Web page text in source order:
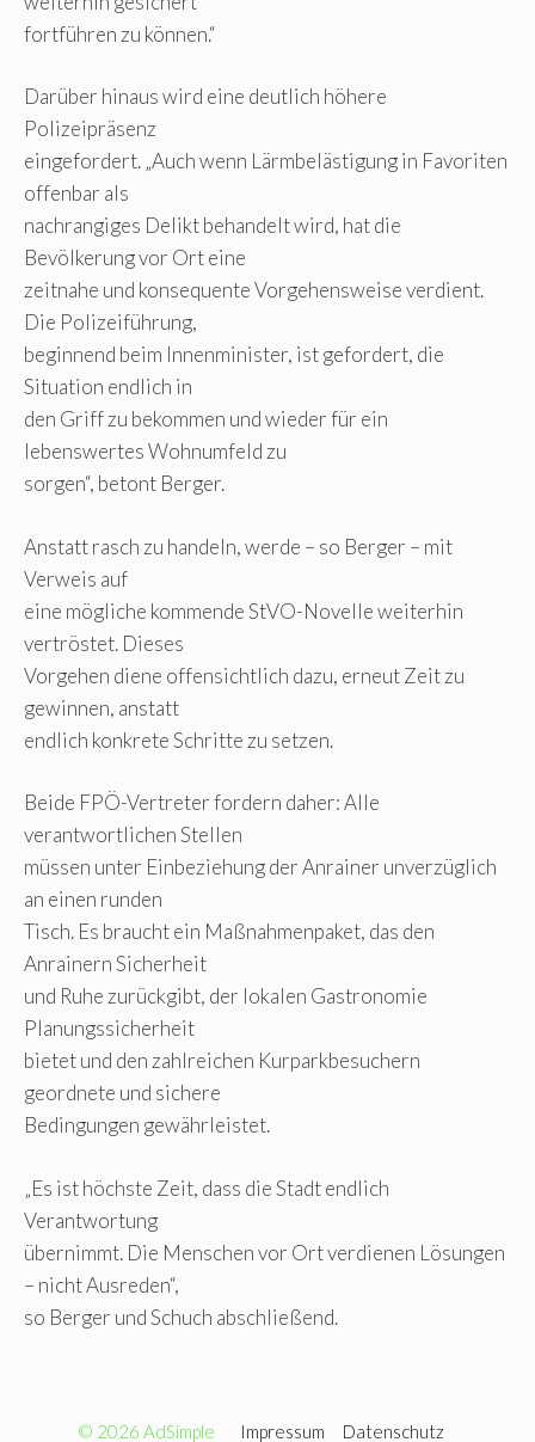
fortführen zu können.“
Darüber hinaus wird eine deutlich höhere
Polizeipräsenz
eingefordert. „Auch wenn Lärmbelästigung in Favoriten
offenbar als
nachrangiges Delikt behandelt wird, hat die
Bevölkerung vor Ort eine
zeitnahe und konsequente Vorgehensweise verdient.
Die Polizeiführung,
beginnend beim Innenminister, ist gefordert, die
Situation endlich in
den Griff zu bekommen und wieder für ein
lebenswertes Wohnumfeld zu
sorgen“, betont Berger.
Anstatt rasch zu handeln, werde – so Berger – mit
Verweis auf
eine mögliche kommende StVO-Novelle weiterhin
vertröstet. Dieses
Vorgehen diene offensichtlich dazu, erneut Zeit zu
gewinnen, anstatt
endlich konkrete Schritte zu setzen.
Beide FPÖ-Vertreter fordern daher: Alle
verantwortlichen Stellen
müssen unter Einbeziehung der Anrainer unverzüglich
an einen runden
Tisch. Es braucht ein Maßnahmenpaket, das den
Anrainern Sicherheit
und Ruhe zurückgibt, der lokalen Gastronomie
Planungssicherheit
bietet und den zahlreichen Kurparkbesuchern
geordnete und sichere
Bedingungen gewährleistet.
„Es ist höchste Zeit, dass die Stadt endlich
Verantwortung
übernimmt. Die Menschen vor Ort verdienen Lösungen
– nicht Ausreden“,
so Berger und Schuch abschließend.
© 2026 AdSimple Impressum Datenschutz